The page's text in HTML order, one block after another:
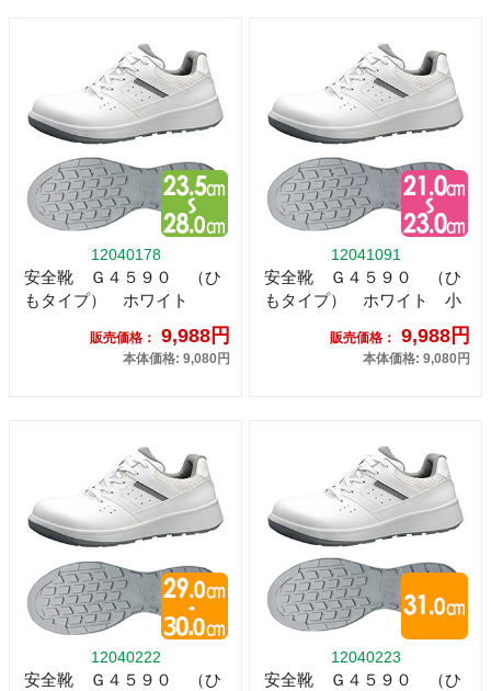
12040178
安全靴 Ｇ４５９０ （ひ
もタイプ） ホワイト
販売価格： 9,988円
本体価格: 9,080円
12041091
安全靴 Ｇ４５９０ （ひ
もタイプ） ホワイト 小
販売価格： 9,988円
本体価格: 9,080円
12040222
安全靴 Ｇ４５９０ （ひ
12040223
安全靴 Ｇ４５９０ （ひ